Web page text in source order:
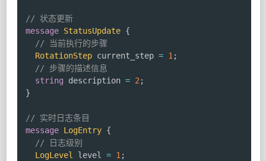
// 状态更新
message StatusUpdate {
// 当前执行的步骤
RotationStep current_step = 1;
// 步骤的描述信息
string description = 2;
}
// 实时日志条目
message LogEntry {
// 日志级别
LogLevel level = 1;